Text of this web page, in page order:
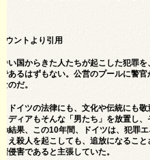
ウントより引用
い国からきた人たちが起こした犯罪
あるはずもない。公営のプールに警
のだ。
ドイツの法律にも、文化や伝統にも
ディアもそんな「男たち」を放置し
結果、この10年間、ドイツは、犯罪
え殺人を起こしても、追放になるこ
侵害であると主張していた。